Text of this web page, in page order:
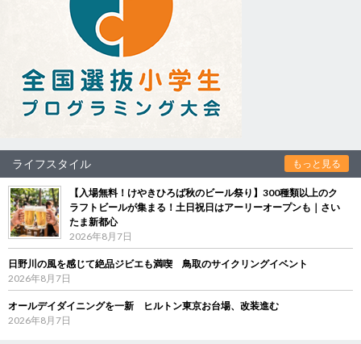
ライフスタイル もっと見る
【入場無料！けやきひろば秋のビール祭り】300種類以上のク
ラフトビールが集まる！土日祝日はアーリーオープンも｜さい
たま新都心
2026年8月7日
日野川の風を感じて絶品ジビエも満喫 鳥取のサイクリングイベント
2026年8月7日
オールデイダイニングを一新 ヒルトン東京お台場、改装進む
2026年8月7日